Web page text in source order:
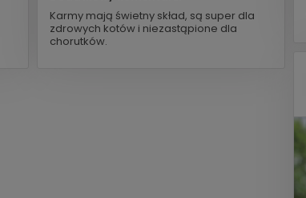
Karmy mają świetny skład, są super dla
zdrowych kotów i niezastąpione dla
chorutków.